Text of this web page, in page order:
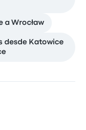
a Wrocław
desde Katowice